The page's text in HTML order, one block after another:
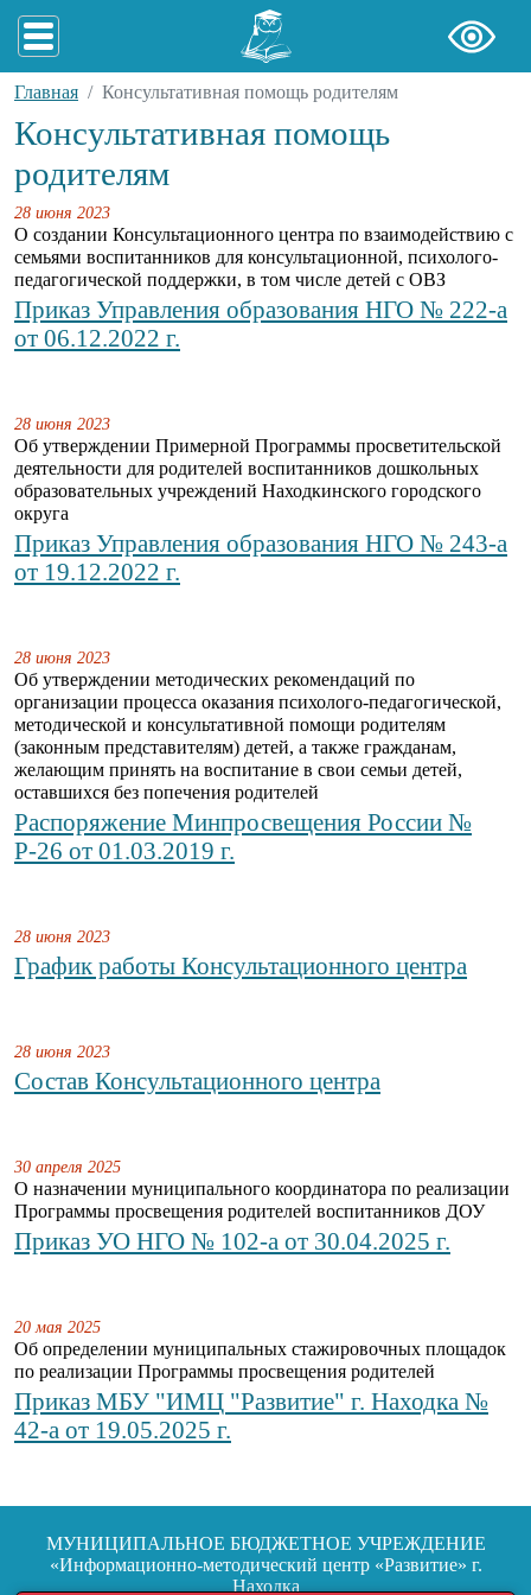
Главная Консультативная помощь родителям
Консультативная помощь
родителям
28 июня 2023
О создании Консультационного центра по взаимодействию с
семьями воспитанников для консультационной, психолого-
педагогической поддержки, в том числе детей с ОВЗ
Приказ Управления образования НГО № 222-а
от 06.12.2022 г.
28 июня 2023
Об утверждении Примерной Программы просветительской
деятельности для родителей воспитанников дошкольных
образовательных учреждений Находкинского городского
округа
Приказ Управления образования НГО № 243-а
от 19.12.2022 г.
28 июня 2023
Об утверждении методических рекомендаций по
организации процесса оказания психолого-педагогической,
методической и консультативной помощи родителям
(законным представителям) детей, а также гражданам,
желающим принять на воспитание в свои семьи детей,
оставшихся без попечения родителей
Распоряжение Минпросвещения России №
Р-26 от 01.03.2019 г.
28 июня 2023
График работы Консультационного центра
28 июня 2023
Состав Консультационного центра
30 апреля 2025
О назначении муниципального координатора по реализации
Программы просвещения родителей воспитанников ДОУ
Приказ УО НГО № 102-а от 30.04.2025 г.
20 мая 2025
Об определении муниципальных стажировочных площадок
по реализации Программы просвещения родителей
Приказ МБУ "ИМЦ "Развитие" г. Находка №
42-а от 19.05.2025 г.
МУНИЦИПАЛЬНОЕ БЮДЖЕТНОЕ УЧРЕЖДЕНИЕ
«Информационно-методический центр «Развитие» г.
Находка